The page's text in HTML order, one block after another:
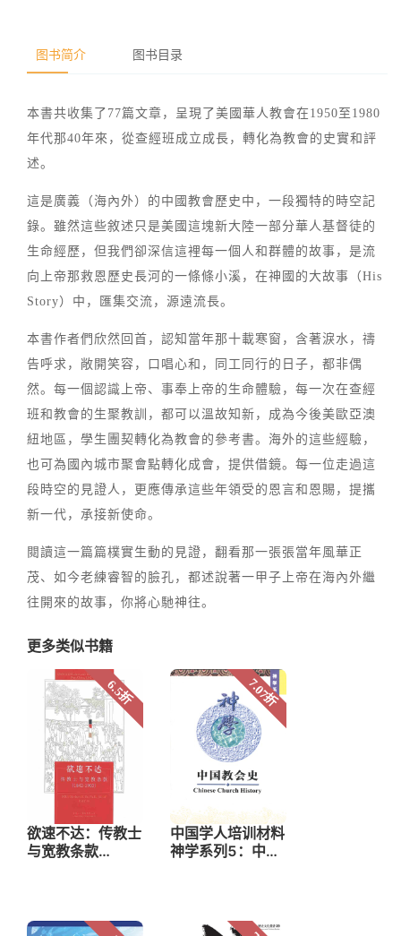
图书简介 图书目录
本書共收集了77篇文章，呈現了美國華人教會在1950至1980
年代那40年來，從查經班成立成長，轉化為教會的史實和評
述。
這是廣義（海內外）的中國教會歷史中，一段獨特的時空記
錄。雖然這些敘述只是美國這塊新大陸一部分華人基督徒的
生命經歷，但我們卻深信這裡每一個人和群體的故事，是流
向上帝那救恩歷史長河的一條條小溪，在神國的大故事（His
Story）中，匯集交流，源遠流長。
本書作者們欣然回首，認知當年那十載寒窗，含著淚水，禱
告呼求，敞開笑容，口唱心和，同工同行的日子，都非偶
然。每一個認識上帝、事奉上帝的生命體驗，每一次在查經
班和教會的生聚教訓，都可以溫故知新，成為今後美歐亞澳
紐地區，學生團契轉化為教會的參考書。海外的這些經驗，
也可為國內城市聚會點轉化成會，提供借鏡。每一位走過這
段時空的見證人，更應傳承這些年領受的恩言和恩賜，提攜
新一代，承接新使命。
閱讀這一篇篇樸實生動的見證，翻看那一張張當年風華正
茂、如今老練睿智的臉孔，都述說著一甲子上帝在海內外繼
往開來的故事，你將心馳神往。
更多类似书籍